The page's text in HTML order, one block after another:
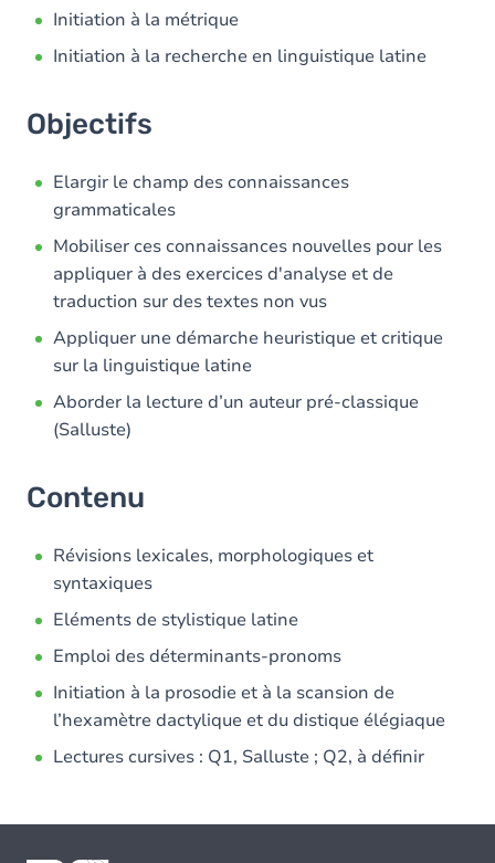
Initiation à la métrique
Initiation à la recherche en linguistique latine
Objectifs
Elargir le champ des connaissances
grammaticales
Mobiliser ces connaissances nouvelles pour les
appliquer à des exercices d'analyse et de
traduction sur des textes non vus
Appliquer une démarche heuristique et critique
sur la linguistique latine
Aborder la lecture d’un auteur pré-classique
(Salluste)
Contenu
Révisions lexicales, morphologiques et
syntaxiques
Eléments de stylistique latine
Emploi des déterminants-pronoms
Initiation à la prosodie et à la scansion de
l’hexamètre dactylique et du distique élégiaque
Lectures cursives : Q1, Salluste ; Q2, à définir